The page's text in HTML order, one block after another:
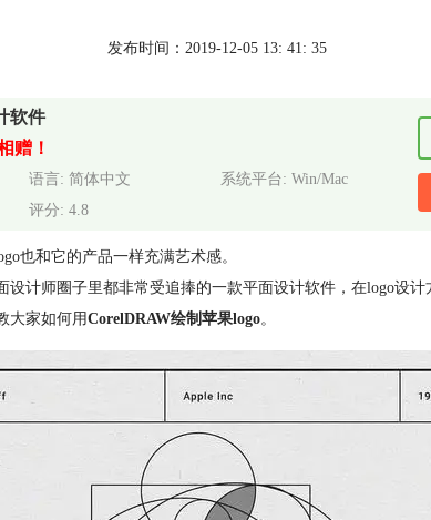
发布时间：2019-12-05 13: 41: 35
软件
赠！
语言: 简体中文
系统平台: Win/Mac
评分: 4.8
也和它的产品一样充满艺术感。
设计师圈子里都非常受追捧的一款平面设计软件，在logo设
大家如何用CorelDRAW绘制苹果logo。